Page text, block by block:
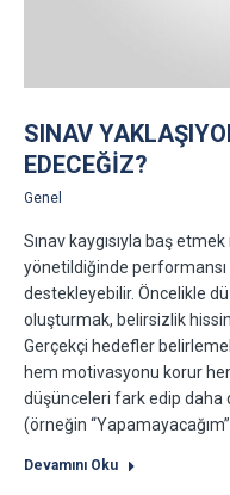
SINAV
EDECEĞIZ?
Genel
Sınav kaygısıyla baş
yönetildiğinde
destekleyebilir. Öncelikle
oluşturmak, belirsizlik
Gerçekçi hedefler
hem motivasyonu korur
düşünceleri fark edip
(örneğin “Yapamayacağım”
Devamını Oku